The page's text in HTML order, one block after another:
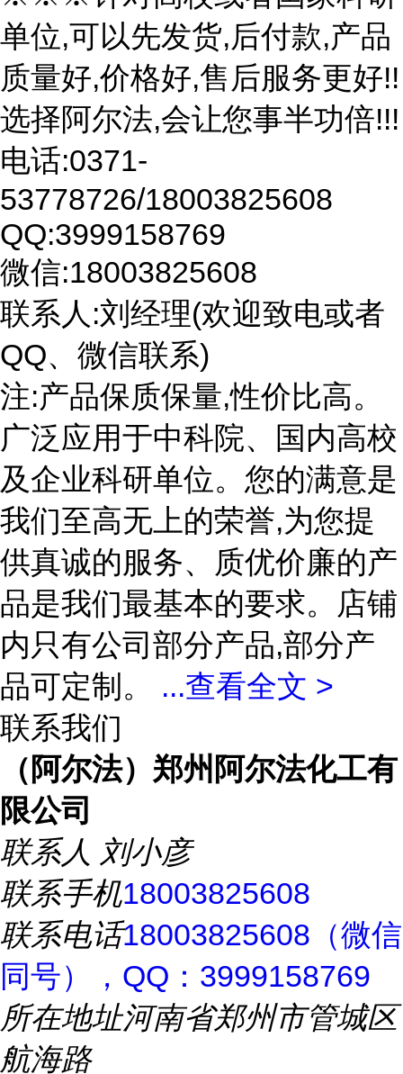
单位,可以先发货,后付款,产品
质量好,价格好,售后服务更好!!
选择阿尔法,会让您事半功倍!!!
电话:0371-
53778726/18003825608
QQ:3999158769
微信:18003825608
联系人:刘经理(欢迎致电或者
QQ、微信联系)
注:产品保质保量,性价比高。
广泛应用于中科院、国内高校
及企业科研单位。您的满意是
我们至高无上的荣誉,为您提
供真诚的服务、质优价廉的产
品是我们最基本的要求。店铺
内只有公司部分产品,部分产
品可定制。 ...查看全文 >
联系我们
（阿尔法）郑州阿尔法化工有
限公司
联系人 刘小彦
联系手机18003825608
联系电话18003825608（微信
同号），QQ：3999158769
所在地址河南省郑州市管城区
航海路